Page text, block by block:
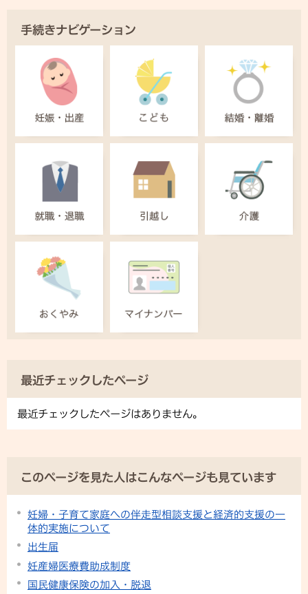
手続きナビゲーション
最近チェックしたページ
最近チェックしたページはありません。
このページを見た人はこんなページも見ています
妊婦・子育て家庭への伴走型相談支援と経済的支援の一
体的実施について
出生届
妊産婦医療費助成制度
国民健康保険の加入・脱退